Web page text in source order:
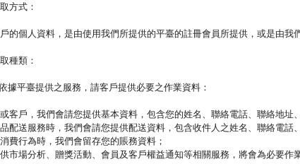
方式：
的個人資料，是由使用我們所提供的平臺的註冊會員所提供，或是由我
種類：
平臺提供之服務，請客戶提供必要之作業資料：
客戶，我們會請您提供基本資料，包含您的姓名、聯絡電話、聯絡地址
配送服務時，我們會請您提供配送資料，包含收件人之姓名、聯絡電話
費行為時，我們會留存您的賬務資料；
市場分析、贈獎活動、會員及客戶權益通知等相關服務，將會為必要作